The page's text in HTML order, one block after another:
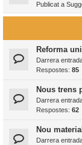
Publicat a
Reforma
Darrera
Respostes: 85
Nous trens
Darrera
Respostes: 62
Nou
Darrera